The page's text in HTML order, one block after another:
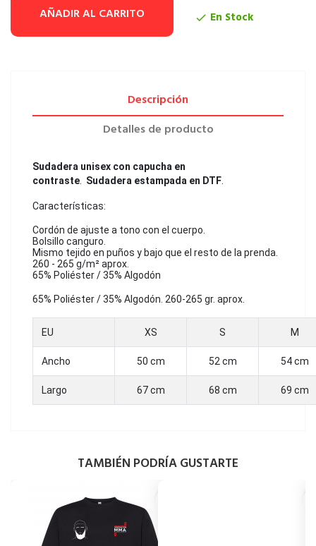
AÑADIR AL CARRITO  En Stock
Descripción
Detalles de producto
Sudadera unisex con capucha en
contraste
Sudadera estampada en DTF
Características:
Cordón de ajuste a tono con el cuerpo.
Bolsillo canguro.
Mismo tejido en puños y bajo que el resto de la prenda.
260 - 265 g/m² aprox.
65% Poliéster / 35% Algodón
65% Poliéster / 35% Algodón. 260-265 gr. aprox.
EU XS S M
Ancho 50 cm 52 cm 54 cm
Largo 67 cm 68 cm 69 cm
TAMBIÉN PODRÍA GUSTARTE